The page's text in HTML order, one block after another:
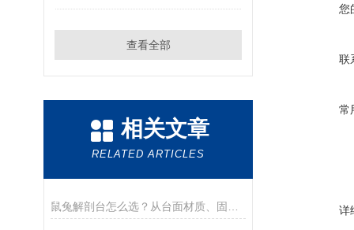
查看全部
相关文章
RELATED ARTICLES
您
联
常
详